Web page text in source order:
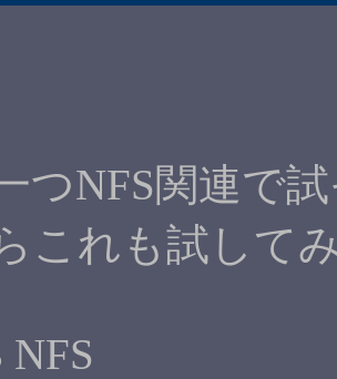
つNFS関連で
これも試して
NFS